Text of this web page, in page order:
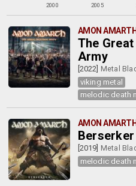
2000 2005
AMON AMARTH
The
Army
[2022] Metal
viking metal
melodic death
AMON AMARTH
Berserker
[2019] Metal
melodic death